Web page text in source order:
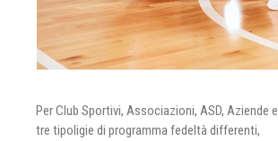
Per Club Sportivi, Associazioni, ASD, Aziende
tre tipoligie di programma fedeltà differenti,